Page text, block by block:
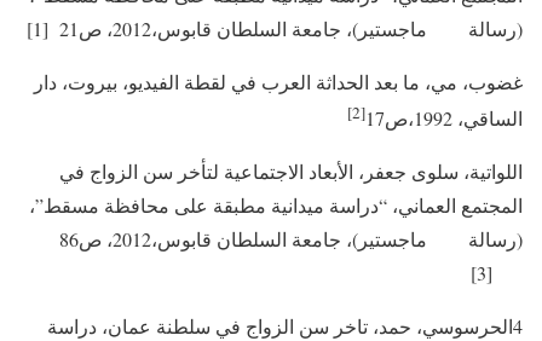
(رسالة ماجستير)، جامعة السلطان قابوس،2012، ص21 [1]
غضوب، مي، ما بعد الحداثة العرب في لقطة الفيديو، بيروت، دار
الساقي، 1992،ص17
[2]
اللواتية، سلوى جعفر، الأبعاد الاجتماعية لتأخر سن الزواج في
المجتمع العماني، “دراسة ميدانية مطبقة على محافظة مسقط”،
[3]
4الحرسوسي، حمد، تاخر سن الزواج في سلطنة عمان، دراسة